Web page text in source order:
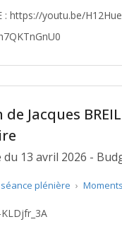
:
Jacques
du 13 avril 2026 -
séance plénière ›